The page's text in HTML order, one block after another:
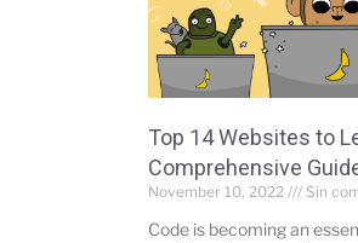
Top 14 Websites to
Comprehensive
November 10, 2022 Sin
Code is becoming an